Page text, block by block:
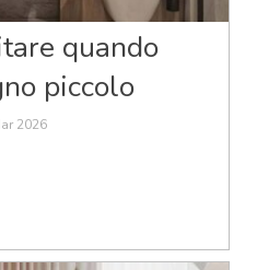
quando
piccolo
2026